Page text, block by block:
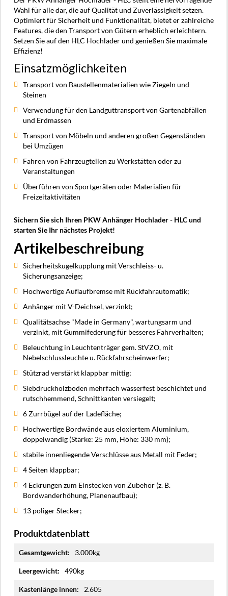
Wahl für alle dar, die auf Qualität und Zuverlässigkeit setzen.
Optimiert für Sicherheit und Funktionalität, bietet er zahlreiche
Features, die den Transport von Gütern erheblich erleichtern.
Setzen Sie auf den HLC Hochlader und genießen Sie maximale
Effizienz!
Einsatzmöglichkeiten
Transport von Baustellenmaterialien wie Ziegeln und
Steinen
Verwendung für den Landguttransport von Gartenabfällen
und Erdmassen
Transport von Möbeln und anderen großen Gegenständen
bei Umzügen
Fahren von Fahrzeugteilen zu Werkstätten oder zu
Veranstaltungen
Überführen von Sportgeräten oder Materialien für
Freizeitaktivitäten
Sichern Sie sich Ihren PKW Anhänger Hochlader - HLC und
starten Sie Ihr nächstes Projekt!
Artikelbeschreibung
Sicherheitskugelkupplung mit Verschleiss- u.
Sicherungsanzeige;
Hochwertige Auflaufbremse mit Rückfahrautomatik;
Anhänger mit V-Deichsel, verzinkt;
Qualitätsachse "Made in Germany", wartungsarm und
verzinkt, mit Gummifederung für besseres Fahrverhalten;
Beleuchtung in Leuchtenträger gem. StVZO, mit
Nebelschlussleuchte u. Rückfahrscheinwerfer;
Stützrad verstärkt klappbar mittig;
Siebdruckholzboden mehrfach wasserfest beschichtet und
rutschhemmend, Schnittkanten versiegelt;
6 Zurrbügel auf der Ladefläche;
Hochwertige Bordwände aus eloxiertem Aluminium,
doppelwandig (Stärke: 25 mm, Höhe: 330 mm);
stabile innenliegende Verschlüsse aus Metall mit Feder;
4 Seiten klappbar;
4 Eckrungen zum Einstecken von Zubehör (z. B.
Bordwanderhöhung, Planenaufbau);
13 poliger Stecker;
Produktdatenblatt
Informationen
3.000kg
490kg
2.605